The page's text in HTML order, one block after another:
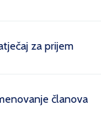
za prijem
članova